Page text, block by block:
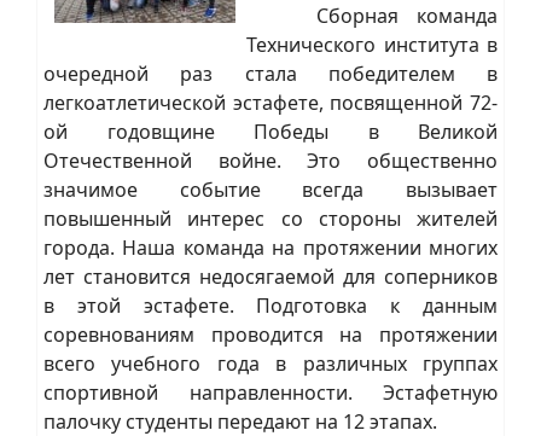
Сборная команда
Технического института в
очередной раз стала победителем в
легкоатлетической эстафете, посвященной 72-
ой годовщине Победы в Великой
Отечественной войне. Это общественно
значимое событие всегда вызывает
повышенный интерес со стороны жителей
города. Наша команда на протяжении многих
лет становится недосягаемой для соперников
в этой эстафете. Подготовка к данным
соревнованиям проводится на протяжении
всего учебного года в различных группах
спортивной направленности. Эстафетную
палочку студенты передают на 12 этапах.